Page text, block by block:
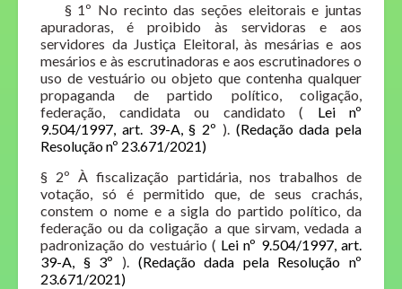
§ 1º No recinto das seções eleitorais e juntas
apuradoras, é proibido às servidoras e aos
servidores da Justiça Eleitoral, às mesárias e aos
mesários e às escrutinadoras e aos escrutinadores o
uso de vestuário ou objeto que contenha qualquer
propaganda de partido político, coligação,
federação, candidata ou candidato ( Lei nº
9.504/1997, art. 39-A, § 2º ). (Redação dada pela
Resolução nº 23.671/2021)
§ 2º À fiscalização partidária, nos trabalhos de
votação, só é permitido que, de seus crachás,
constem o nome e a sigla do partido político, da
federação ou da coligação a que sirvam, vedada a
padronização do vestuário ( Lei nº 9.504/1997, art.
39-A, § 3º ). (Redação dada pela Resolução nº
23.671/2021)